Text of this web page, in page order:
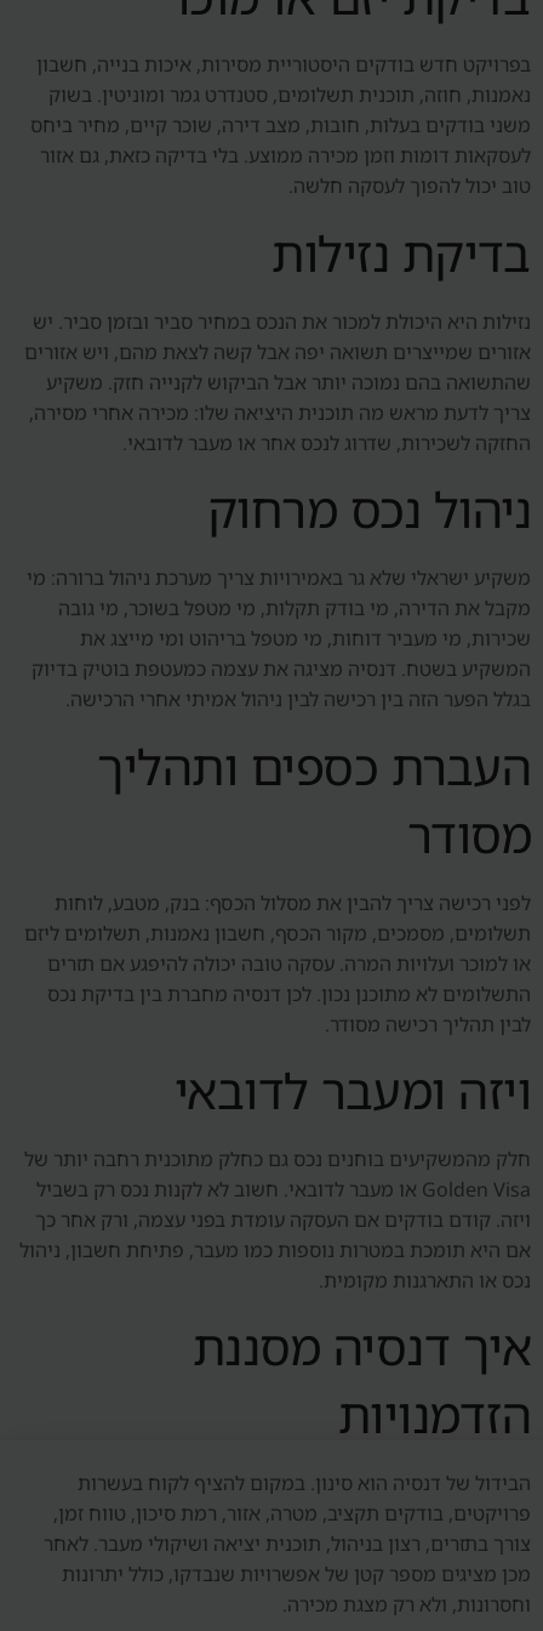
בפרויקט חדש בודקים היסטוריית מסירות, איכות בנייה, חשבון
נאמנות, חוזה, תוכנית תשלומים, סטנדרט גמר ומוניטין. בשוק
משני בודקים בעלות, חובות, מצב דירה, שוכר קיים, מחיר ביחס
לעסקאות דומות וזמן מכירה ממוצע. בלי בדיקה כזאת, גם אזור
טוב יכול להפוך לעסקה חלשה.
בדיקת נזילות
נזילות היא היכולת למכור את הנכס במחיר סביר ובזמן סביר. יש
אזורים שמייצרים תשואה יפה אבל קשה לצאת מהם, ויש אזורים
שהתשואה בהם נמוכה יותר אבל הביקוש לקנייה חזק. משקיע
צריך לדעת מראש מה תוכנית היציאה שלו: מכירה אחרי מסירה,
החזקה לשכירות, שדרוג לנכס אחר או מעבר לדובאי.
ניהול נכס מרחוק
משקיע ישראלי שלא גר באמירויות צריך מערכת ניהול ברורה: מי
מקבל את הדירה, מי בודק תקלות, מי מטפל בשוכר, מי גובה
שכירות, מי מעביר דוחות, מי מטפל בריהוט ומי מייצג את
המשקיע בשטח. דנסיה מציגה את עצמה כמעטפת בוטיק בדיוק
בגלל הפער הזה בין רכישה לבין ניהול אמיתי אחרי הרכישה.
העברת כספים ותהליך
מסודר
לפני רכישה צריך להבין את מסלול הכסף: בנק, מטבע, לוחות
תשלומים, מסמכים, מקור הכסף, חשבון נאמנות, תשלומים ליזם
או למוכר ועלויות המרה. עסקה טובה יכולה להיפגע אם תזרים
התשלומים לא מתוכנן נכון. לכן דנסיה מחברת בין בדיקת נכס
לבין תהליך רכישה מסודר.
ויזה ומעבר לדובאי
חלק מהמשקיעים בוחנים נכס גם כחלק מתוכנית רחבה יותר של
Golden Visa או מעבר לדובאי. חשוב לא לקנות נכס רק בשביל
ויזה. קודם בודקים אם העסקה עומדת בפני עצמה, ורק אחר כך
אם היא תומכת במטרות נוספות כמו מעבר, פתיחת חשבון, ניהול
נכס או התארגנות מקומית.
איך דנסיה מסננת
הזדמנויות
הבידול של דנסיה הוא סינון. במקום להציף לקוח בעשרות
פרויקטים, בודקים תקציב, מטרה, אזור, רמת סיכון, טווח זמן,
צורך בתזרים, רצון בניהול, תוכנית יציאה ושיקולי מעבר. לאחר
מכן מציגים מספר קטן של אפשרויות שנבדקו, כולל יתרונות
וחסרונות, ולא רק מצגת מכירה.